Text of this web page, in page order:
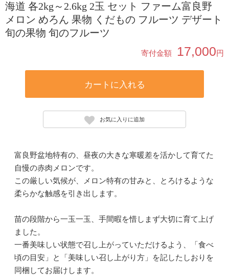
海道 各2kg～2.6kg 2玉 セット ファーム富良野
メロン めろん 果物 くだもの フルーツ デザート
旬の果物 旬のフルーツ
寄付金額 17,000円
カートに入れる
お気に入りに追加
富良野盆地特有の、昼夜の大きな寒暖差を活かして育てた
自慢の赤肉メロンです。
この厳しい気候が、メロン特有の甘みと、とろけるような
柔らかな触感を引き出します。
苗の段階から一玉一玉、手間暇を惜しまず大切に育て上げ
ました。
一番美味しい状態で召し上がっていただけるよう、「食べ
頃の目安」と「美味しい召し上がり方」を記したしおりを
同梱してお届けします。